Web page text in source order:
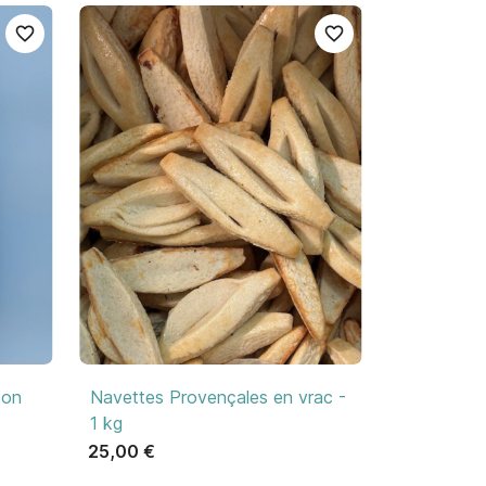
favorite_border
Aperçu rapide
favorite_border
Navettes Provençales en vrac -
1 kg
25,00 €